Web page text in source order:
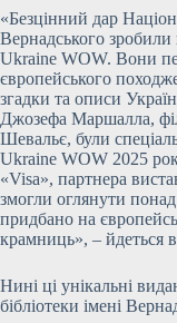
«Безцінний дар
Вернадського зробили
Ukraine WOW. Вони
європейського
згадки та описи
Джозефа Маршалла,
Шевальє, були
Ukraine WOW 2025
«Visa», партнера
змогли оглянути
придбано на
крамниць», – йдеться в
Нині ці унікальні
бібліотеки імені